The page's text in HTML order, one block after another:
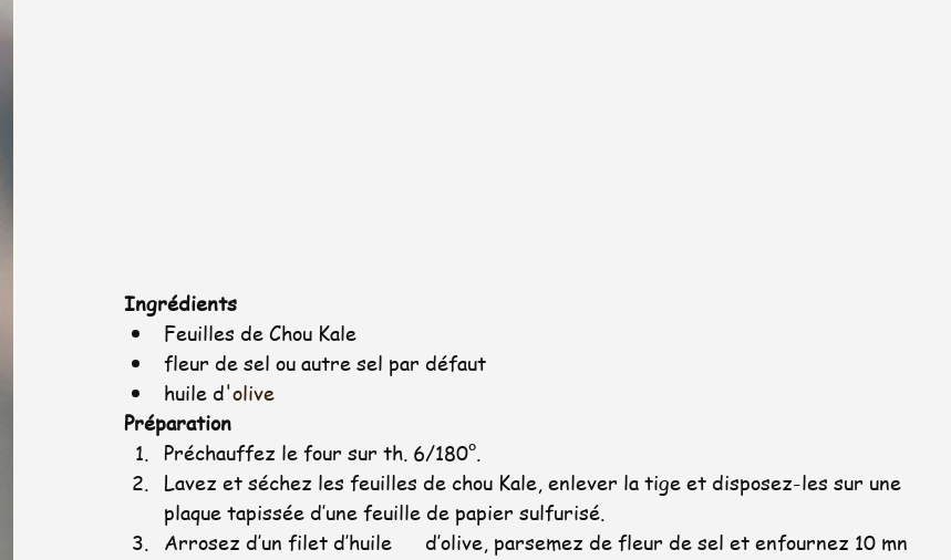
Ingrédients
Feuilles de Chou Kale
fleur de sel ou autre sel par défaut
huile d'olive
Préparation
Préchauffez le four sur th. 6/180°.
Lavez et séchez les feuilles de chou Kale, enlever la tige et disposez-les sur une
plaque tapissée d’une feuille de papier sulfurisé.
Arrosez d’un filet d’huile      d’olive, parsemez de fleur de sel et enfournez 10 mn